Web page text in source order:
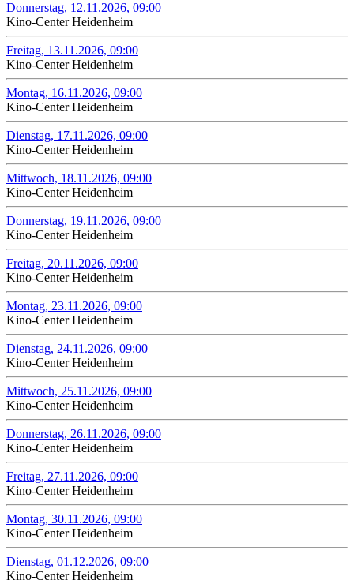
Donnerstag, 12.11.2026, 09:00
Kino-Center Heidenheim
Freitag, 13.11.2026, 09:00
Kino-Center Heidenheim
Montag, 16.11.2026, 09:00
Kino-Center Heidenheim
Dienstag, 17.11.2026, 09:00
Kino-Center Heidenheim
Mittwoch, 18.11.2026, 09:00
Kino-Center Heidenheim
Donnerstag, 19.11.2026, 09:00
Kino-Center Heidenheim
Freitag, 20.11.2026, 09:00
Kino-Center Heidenheim
Montag, 23.11.2026, 09:00
Kino-Center Heidenheim
Dienstag, 24.11.2026, 09:00
Kino-Center Heidenheim
Mittwoch, 25.11.2026, 09:00
Kino-Center Heidenheim
Donnerstag, 26.11.2026, 09:00
Kino-Center Heidenheim
Freitag, 27.11.2026, 09:00
Kino-Center Heidenheim
Montag, 30.11.2026, 09:00
Kino-Center Heidenheim
Dienstag, 01.12.2026, 09:00
Kino-Center Heidenheim